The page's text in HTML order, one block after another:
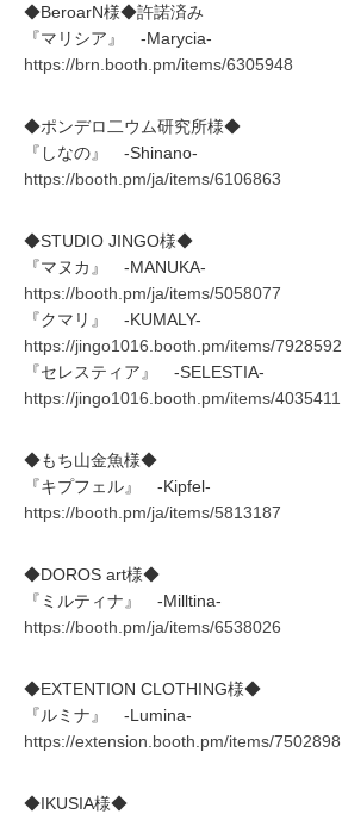
◆BeroarN様◆許諾済み
『マリシア』 -Marycia-
https://brn.booth.pm/items/6305948
◆ポンデロ二ウム研究所様◆
『しなの』 -Shinano-
https://booth.pm/ja/items/6106863
◆STUDIO JINGO様◆
『マヌカ』 -MANUKA-
https://booth.pm/ja/items/5058077
『クマリ』 -KUMALY-
https://jingo1016.booth.pm/items/7928592
『セレスティア』 -SELESTIA-
https://jingo1016.booth.pm/items/4035411
◆もち山金魚様◆
『キプフェル』 -Kipfel-
https://booth.pm/ja/items/5813187
◆DOROS art様◆
『ミルティナ』 -Milltina-
https://booth.pm/ja/items/6538026
◆EXTENTION CLOTHING様◆
『ルミナ』 -Lumina-
https://extension.booth.pm/items/7502898
◆IKUSIA様◆